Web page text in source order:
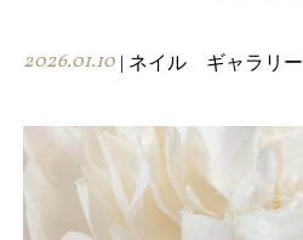
2026.01.10 | ネイル ギャラリー